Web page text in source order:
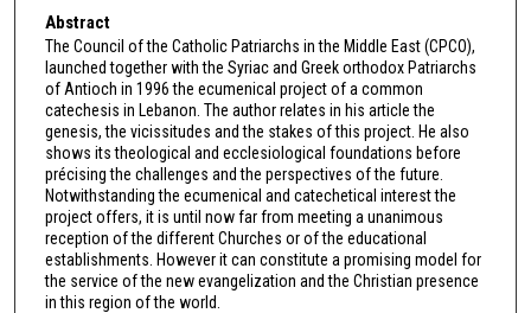
Abstract
The Council of the Catholic Patriarchs in the Middle East (CPCO),
launched together with the Syriac and Greek orthodox Patriarchs
of Antioch in 1996 the ecumenical project of a common
catechesis in Lebanon. The author relates in his article the
genesis, the vicissitudes and the stakes of this project. He also
shows its theological and ecclesiological foundations before
précising the challenges and the perspectives of the future.
Notwithstanding the ecumenical and catechetical interest the
project offers, it is until now far from meeting a unanimous
reception of the different Churches or of the educational
establishments. However it can constitute a promising model for
the service of the new evangelization and the Christian presence
in this region of the world.